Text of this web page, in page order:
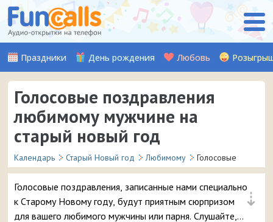
Праздники День рождения Любовь
Голосовые поздравления
любимому мужчине на
старый новый год
Календарь Старый Новый год Любимому Голосовые
⇣
Голосовые поздравления, записанные нами специально
к Старому Новому году, будут приятным сюрпризом
для вашего любимого мужчины или парня. Слушайте,